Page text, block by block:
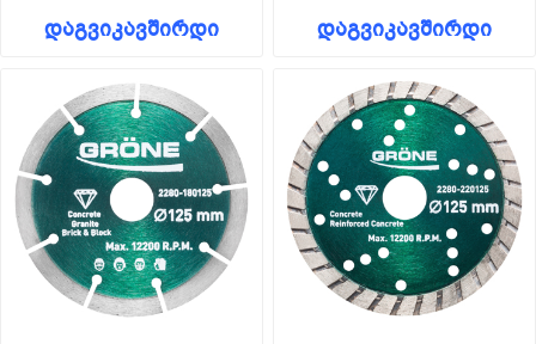
დაგვიკავშირდი
Grone
დაგვიკავშირდი